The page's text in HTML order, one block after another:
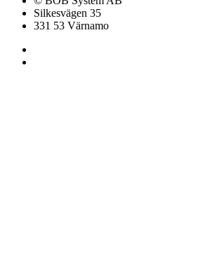
Silkesvägen 35
331 53 Värnamo